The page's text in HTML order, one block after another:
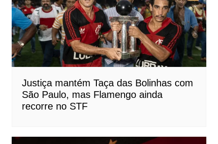
Justiça mantém Taça das Bolinhas com
São Paulo, mas Flamengo ainda
recorre no STF